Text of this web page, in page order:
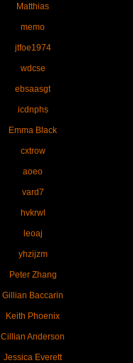
Matthias
memo
jtfoe1974
wdcse
ebsaasgt
icdnphs
Emma Black
cxtrow
aoeo
vard7
hvkrwl
leoaj
yhzijzm
Peter Zhang
Gillian Baccarin
Keith Phoenix
Cillian Anderson
Jessica Everett